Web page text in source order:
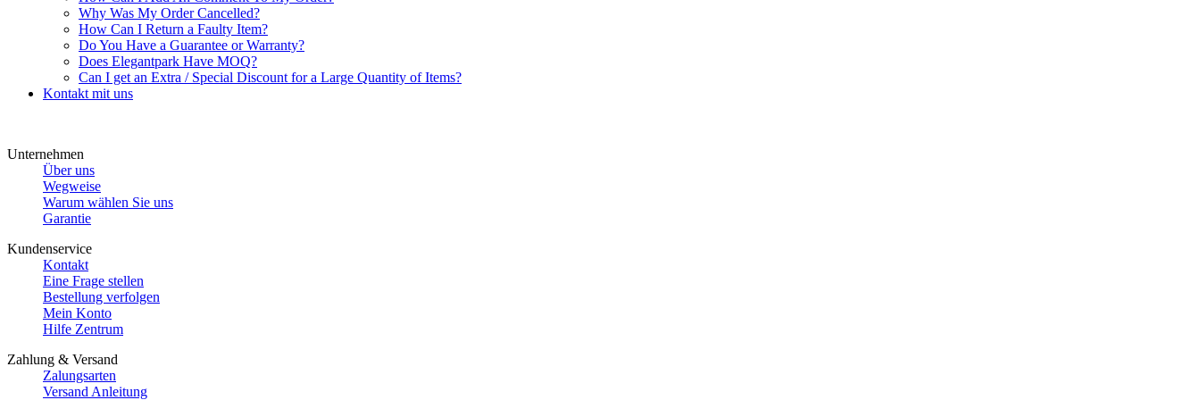
Why Was My Order Cancelled?
How Can I Return a Faulty Item?
Do You Have a Guarantee or Warranty?
Does Elegantpark Have MOQ?
Can I get an Extra / Special Discount for a Large Quantity of Items?
Kontakt mit uns
Unternehmen
Über uns
Wegweise
Warum wählen Sie uns
Garantie
Kundenservice
Kontakt
Eine Frage stellen
Bestellung verfolgen
Mein Konto
Hilfe Zentrum
Zahlung & Versand
Zalungsarten
Versand Anleitung